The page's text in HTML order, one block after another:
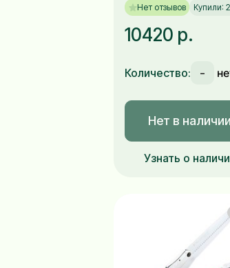
Нет отзывов Купили:
10420 р.
Количество: -
Нет в наличии
Узнать о